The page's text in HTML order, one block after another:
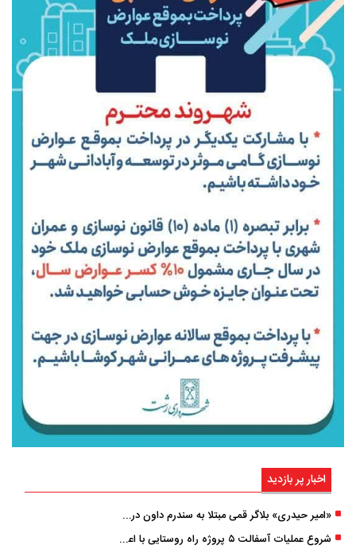
اخبار پر بازدید
«امیر حیدری» بلاگر قمی مبتلا به سندرم داون درگذشت
شروع عملیات آسفالت ۵ پروژه راه ‌روستایی با اعتبار ۳۷۰ میلیاردی در گیلان